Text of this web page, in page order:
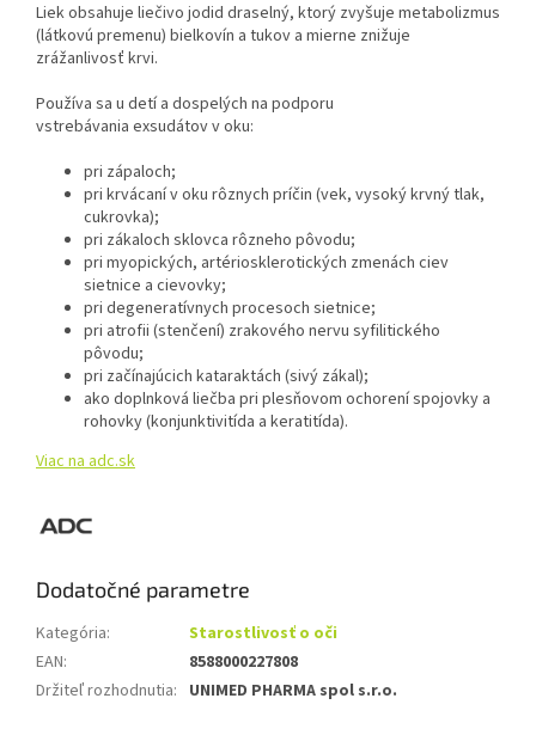
Liek obsahuje liečivo jodid draselný, ktorý zvyšuje metabolizmus
(látkovú premenu) bielkovín a tukov a mierne znižuje
zrážanlivosť krvi.
Používa sa u detí a dospelých na podporu
vstrebávania exsudátov v oku:
pri zápaloch;
pri krvácaní v oku rôznych príčin (vek, vysoký krvný tlak,
cukrovka);
pri zákaloch sklovca rôzneho pôvodu;
pri myopických, artériosklerotických zmenách ciev
sietnice a cievovky;
pri degeneratívnych procesoch sietnice;
pri atrofii (stenčení) zrakového nervu syfilitického
pôvodu;
pri začínajúcich kataraktách (sivý zákal);
ako doplnková liečba pri plesňovom ochorení spojovky a
rohovky (konjunktivitída a keratitída).
Viac na adc.sk
Dodatočné parametre
Kategória:
Starostlivosť o oči
EAN:
8588000227808
Držiteľ rozhodnutia: UNIMED PHARMA spol s.r.o.